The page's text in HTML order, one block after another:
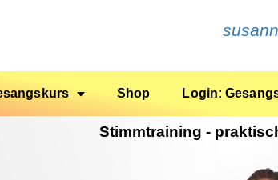
Shop Login:
Stimmtraining -